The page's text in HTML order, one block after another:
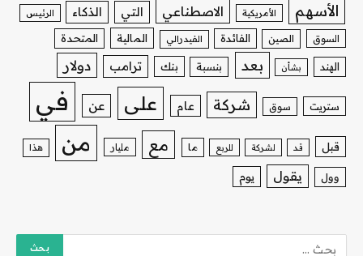
الأسهم الأمريكية الاصطناعي التي الذكاء الرئيس
السوق الصين الفائدة الفيدرالي المالية المتحدة
الهند بشأن بعد بنسبة بنك ترامب دولار
ستريت سوق شركة عام على عن في
قبل قد لشركة للربع ما مع مليار من هذا
وول يقول يوم